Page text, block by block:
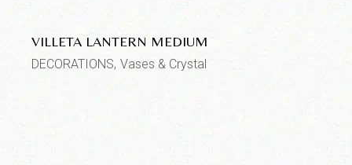
VILLETA LANTERN MEDIUM
DECORATIONS Vases & Crystal